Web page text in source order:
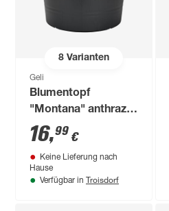
8Varianten
Geli
Blumentopf
"Montana" anthrazit
Ø 45 cm
16,99 €
Keine Lieferung nach
Hause
Verfügbar in Troisdorf